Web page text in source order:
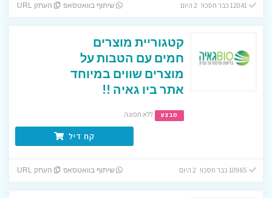
שיתוף בוואטסאפ העתק URL
קטגוריית מוצרים
חמים עם הטבות על
מוצרים שווים במיוחד
אתר ביו גאיה !!
מבצע ללא תפוגה
קח דיל
שיתוף בוואטסאפ העתק URL